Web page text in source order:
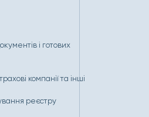
і готових
компанії та інші
реєстру